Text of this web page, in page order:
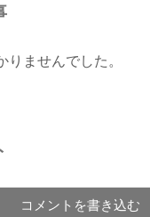
りませんでした。
コメントを書き込む